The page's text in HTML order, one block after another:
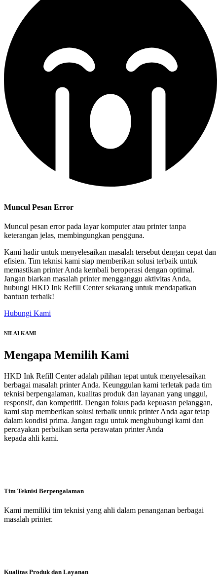
Muncul Pesan Error
Muncul pesan error pada layar komputer atau printer tanpa
keterangan jelas, membingungkan pengguna.
Kami hadir untuk menyelesaikan masalah tersebut dengan cepat dan
efisien. Tim teknisi kami siap memberikan solusi terbaik untuk
memastikan printer Anda kembali beroperasi dengan optimal.
Jangan biarkan masalah printer mengganggu aktivitas Anda,
hubungi HKD Ink Refill Center sekarang untuk mendapatkan
bantuan terbaik!
Hubungi Kami
NILAI KAMI
Mengapa Memilih Kami
HKD Ink Refill Center adalah pilihan tepat untuk menyelesaikan
berbagai masalah printer Anda. Keunggulan kami terletak pada tim
teknisi berpengalaman, kualitas produk dan layanan yang unggul,
responsif, dan kompetitif. Dengan fokus pada kepuasan pelanggan,
kami siap memberikan solusi terbaik untuk printer Anda agar tetap
dalam kondisi prima. Jangan ragu untuk menghubungi kami dan
percayakan perbaikan serta perawatan printer Anda
kepada ahli kami.
Tim Teknisi Berpengalaman
Kami memiliki tim teknisi yang ahli dalam penanganan berbagai
masalah printer.
Kualitas Produk dan Layanan